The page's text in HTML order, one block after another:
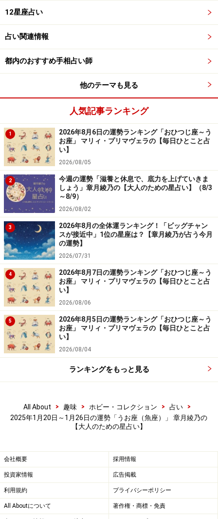
12星座占い
占い関連情報
都内のおすすめ手相占い師
他のテーマも見る
人気記事ランキング
1
2026年8月6日の運勢ランキング「おひつじ座～う
お座」 マリィ・プリマヴェラの【毎日ひとこと占
い】
2026/08/05
2
今週の運勢「滋養と休息で、底力を上げていきま
しょう」章月綾乃の【大人のための星占い】（8/3
～8/9）
2026/08/02
3
2026年8月の全体運ランキング！「ビッグチャン
スが接近中」1位の星座は？【章月綾乃が占う今月
の運勢】
2026/07/31
4
2026年8月7日の運勢ランキング「おひつじ座～う
お座」 マリィ・プリマヴェラの【毎日ひとこと占
い】
2026/08/06
5
2026年8月5日の運勢ランキング「おひつじ座～う
お座」 マリィ・プリマヴェラの【毎日ひとこと占
い】
2026/08/04
ランキングをもっと見る
All About > 趣味 > ホビー・コレクション > 占い
>
2025年1月20日～1月26日の運勢「うお座（魚座）」 章月綾乃の
【大人のための星占い】
会社概要 採用情報
投資家情報 広告掲載
利用規約 プライバシーポリシー
All Aboutについて 著作権・商標・免責